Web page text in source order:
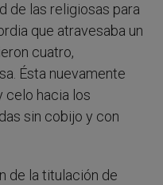
de las religiosas para
que atravesaba un
cuatro,
Ésta nuevamente
celo hacia los
sin cobijo y con
de la titulación de